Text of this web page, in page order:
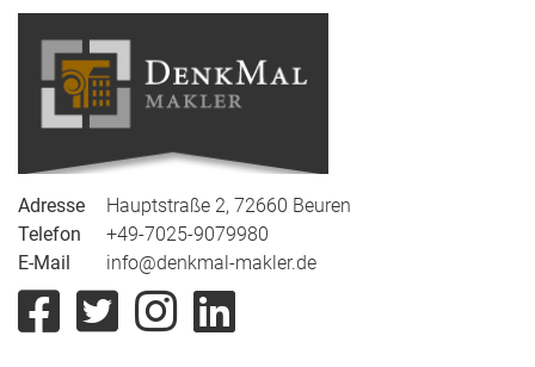
Adresse Hauptstraße 2, 72660 Beuren
Telefon
+49-7025-9079980
E-Mail
info@denkmal-makler.de